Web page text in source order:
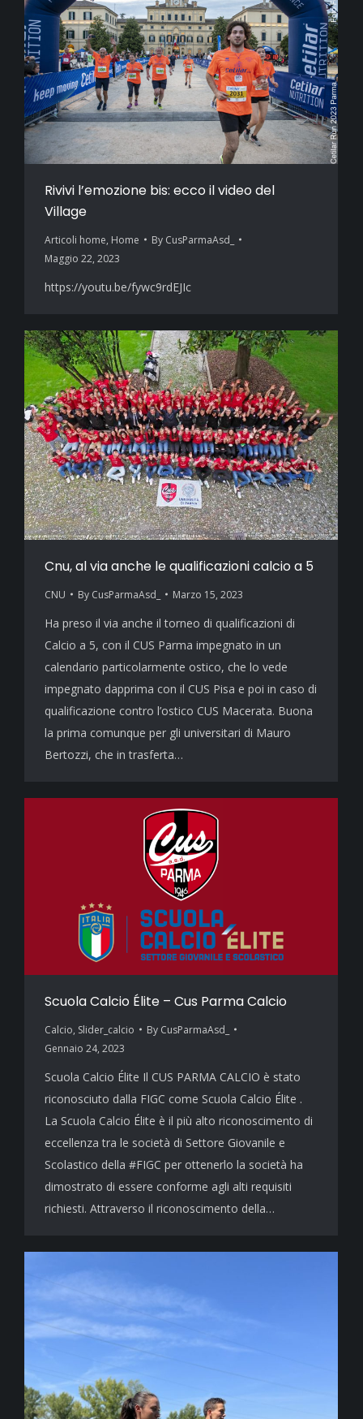
Rivivi l’emozione bis: ecco il video del
Village
Articoli home, Home By CusParmaAsd_
Maggio 22, 2023
https://youtu.be/fywc9rdEJIc
Cnu, al via anche le qualificazioni calcio a 5
CNU By CusParmaAsd_ Marzo 15, 2023
Ha preso il via anche il torneo di qualificazioni di
Calcio a 5, con il CUS Parma impegnato in un
calendario particolarmente ostico, che lo vede
impegnato dapprima con il CUS Pisa e poi in caso di
qualificazione contro l’ostico CUS Macerata. Buona
la prima comunque per gli universitari di Mauro
Bertozzi, che in trasferta…
Scuola Calcio Élite – Cus Parma Calcio
Calcio, Slider_calcio By CusParmaAsd_
Gennaio 24, 2023
Scuola Calcio Élite Il CUS PARMA CALCIO è stato
riconosciuto dalla FIGC come Scuola Calcio Élite .
La Scuola Calcio Élite è il più alto riconoscimento di
eccellenza tra le società di Settore Giovanile e
Scolastico della #FIGC per ottenerlo la società ha
dimostrato di essere conforme agli alti requisiti
richiesti. Attraverso il riconoscimento della…